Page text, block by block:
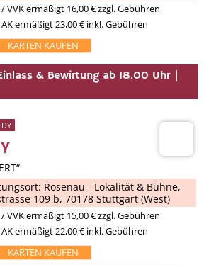
/ VVK ermäßigt 16,00 € zzgl. Gebühren
AK ermäßigt 23,00 € inkl. Gebühren
KARTEN KAUFEN
& Bewirtung ab 18.00 Uhr |
Rosenau - Lokalität & Bühne,
109 b, 70178 Stuttgart (West)
/ VVK ermäßigt 15,00 € zzgl. Gebühren
AK ermäßigt 22,00 € inkl. Gebühren
KARTEN KAUFEN